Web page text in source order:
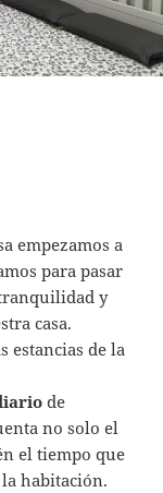
empezamos a
para pasar
y
casa.
estancias de la
de
no solo el
el tiempo que
habitación.